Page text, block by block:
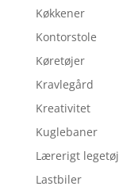
Køkkener
Kontorstole
Køretøjer
Kravlegård
Kreativitet
Kuglebaner
Lærerigt legetøj
Lastbiler